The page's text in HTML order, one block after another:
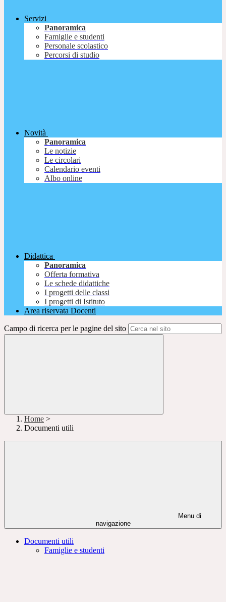
Servizi
Panoramica
Famiglie e studenti
Personale scolastico
Percorsi di studio
Novità
Panoramica
Le notizie
Le circolari
Calendario eventi
Albo online
Didattica
Panoramica
Offerta formativa
Le schede didattiche
I progetti delle classi
I progetti di Istituto
Area riservata Docenti
Campo di ricerca per le pagine del sito
Home >
Documenti utili
Menu di
navigazione
Documenti utili
Famiglie e studenti